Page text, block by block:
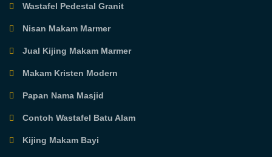
Wastafel Pedestal Granit
Nisan Makam Marmer
Jual Kijing Makam Marmer
Makam Kristen Modern
Papan Nama Masjid
Contoh Wastafel Batu Alam
Kijing Makam Bayi